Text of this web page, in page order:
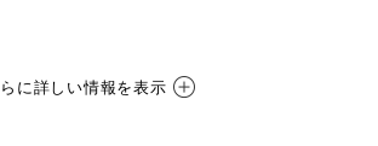
に詳しい情報を表示